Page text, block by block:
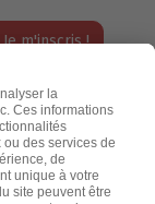
de confidentialité,